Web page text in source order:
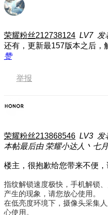
荣耀粉丝212738124 LV7 发
还有，更新最157版本之后，
赞
举报
荣耀粉丝213868546 LV3 发
本帖最后由 荣耀小达人丶七
楼主，很抱歉给您带来不便
指纹解锁速度极快，手机解锁
产生的现象，请您放心使用。
在低亮度环境下，摄像头采集
心使用。